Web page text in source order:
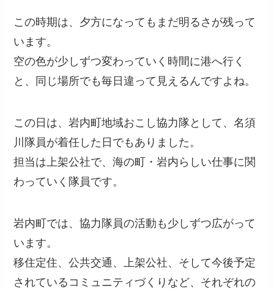
この時期は、夕方になってもまだ明るさが残って
います。
空の色が少しずつ変わっていく時間に港へ行く
と、同じ場所でも毎日違って見えるんですよね。
この日は、岩内町地域おこし協力隊として、名須
川隊員が着任した日でもありました。
担当は上架公社で、海の町・岩内らしい仕事に関
わっていく隊員です。
岩内町では、協力隊員の活動も少しずつ広がって
います。
移住定住、公共交通、上架公社、そして今後予定
されているコミュニティづくりなど、それぞれの